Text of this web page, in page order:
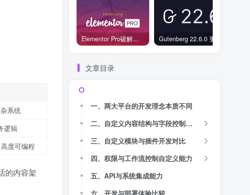
系统
逻辑
度可编程
的内容架
Elementor Pro破解版还能用吗？2026年常见风险与后果盘点
文章目录
一、两大平台的开发理念本质不同
二、自定义内容结构与字段控制：Drupal完胜
三、自定义模块与插件开发对比
四、权限与工作流控制自定义能力
五、API与系统集成能力
六、开发与部署体验比较